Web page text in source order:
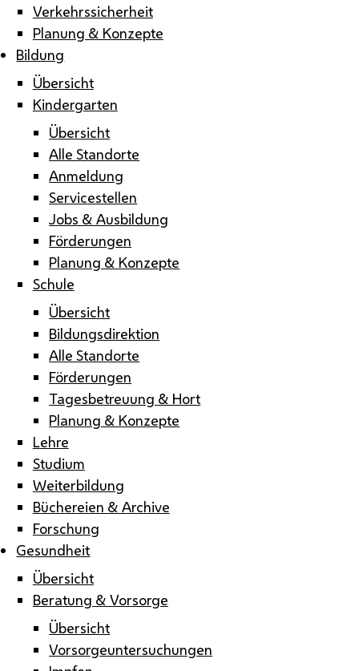
Verkehrssicherheit
Planung & Konzepte
Bildung
Übersicht
Kindergarten
Übersicht
Alle Standorte
Anmeldung
Servicestellen
Jobs & Ausbildung
Förderungen
Planung & Konzepte
Schule
Übersicht
Bildungsdirektion
Alle Standorte
Förderungen
Tagesbetreuung & Hort
Planung & Konzepte
Lehre
Studium
Weiterbildung
Büchereien & Archive
Forschung
Gesundheit
Übersicht
Beratung & Vorsorge
Übersicht
Vorsorgeuntersuchungen